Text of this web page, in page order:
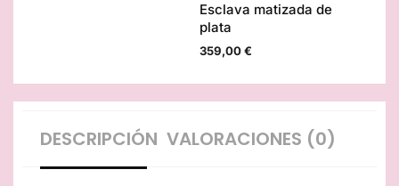
Esclava matizada de
plata
359,00€
DESCRIPCIÓN VALORACIONES (0)